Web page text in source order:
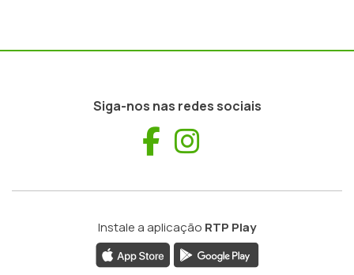
Siga-nos nas redes sociais
Facebook
Instale a aplicação RTP Play